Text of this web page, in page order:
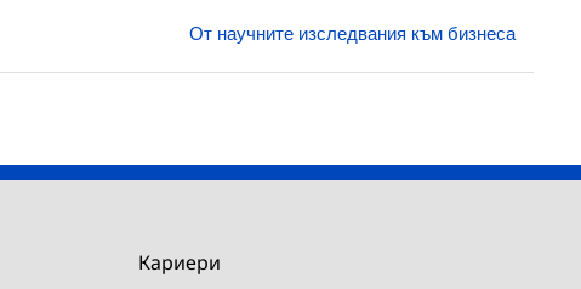
От научните изследвания към бизнеса
Кариери